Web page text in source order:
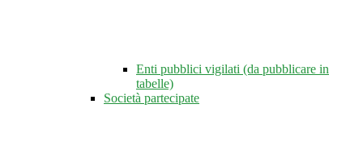
Enti pubblici vigilati (da pubblicare in
tabelle)
Società partecipate